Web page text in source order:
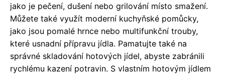
jako je pečení, dušení nebo grilování místo smažení.
Můžete také využít moderní kuchyňské pomůcky,
jako jsou pomalé hrnce nebo multifunkční trouby,
které usnadní přípravu jídla. Pamatujte také na
správné skladování hotových jídel, abyste zabránili
rychlému kazení potravin. S vlastním hotovým jídlem